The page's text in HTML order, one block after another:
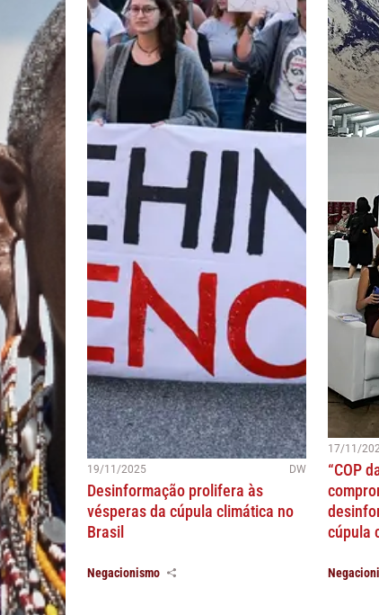
19/11/2025 DW
Desinformação prolifera às
vésperas da cúpula climática no
Brasil
17/11/
“COP
cúpula
Negacionismo